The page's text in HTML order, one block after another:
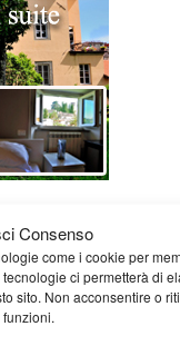
Consenso
come i cookie per
ci permetterà di
sito. Non acconsentire o